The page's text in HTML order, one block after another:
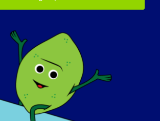
LGMD: Линда Лоус
LGMD: Мелисса